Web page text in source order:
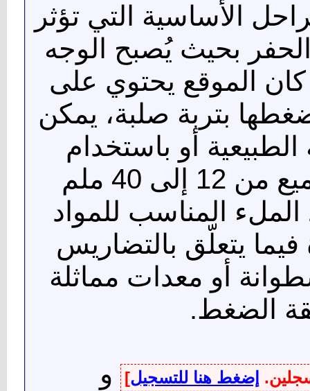
الأساسية التي تؤثر
بحيث يُصبح الوجه
الموقع يحتوي على
بتربة صلبة، يمكن
أو باستخدام
الحصى، يجب استخدام مجاميع من 12 إلى 40 ملم
المناسب للمواد
يتعلّق بالتضاريس
أو معدات مماثلة
الضغط.
إضغط هنا للتسجيل] و